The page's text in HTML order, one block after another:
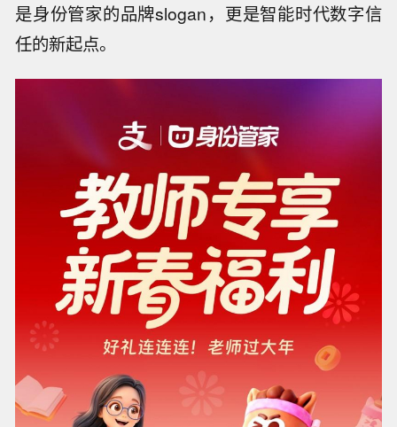
是身份管家的品牌slogan，更是智能时代数字信
任的新起点。